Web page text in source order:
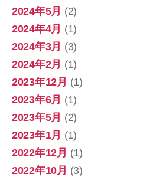
2024年5月 (2)
2024年4月 (1)
2024年3月 (3)
2024年2月 (1)
2023年12月 (1)
2023年6月 (1)
2023年5月 (2)
2023年1月 (1)
2022年12月 (1)
2022年10月 (3)